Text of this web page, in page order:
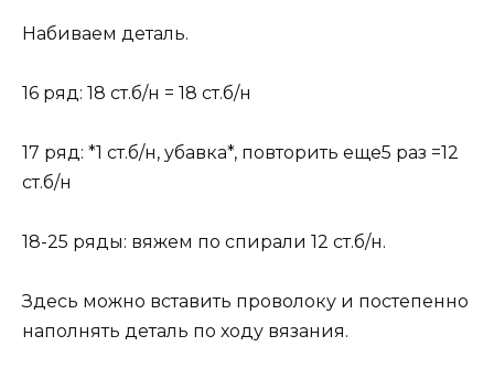
Набиваем деталь.
16 ряд: 18 ст.б/н = 18 ст.б/н
17 ряд: *1 ст.б/н, убавка*, повторить еще5 раз =12
ст.б/н
18-25 ряды: вяжем по спирали 12 ст.б/н.
Здесь можно вставить проволоку и постепенно
наполнять деталь по ходу вязания.